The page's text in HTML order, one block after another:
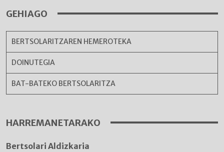
GEHIAGO
BERTSOLARITZAREN HEMEROTEKA
DOINUTEGIA
BAT-BATEKO BERTSOLARITZA
HARREMANETARAKO
Bertsolari Aldizkaria